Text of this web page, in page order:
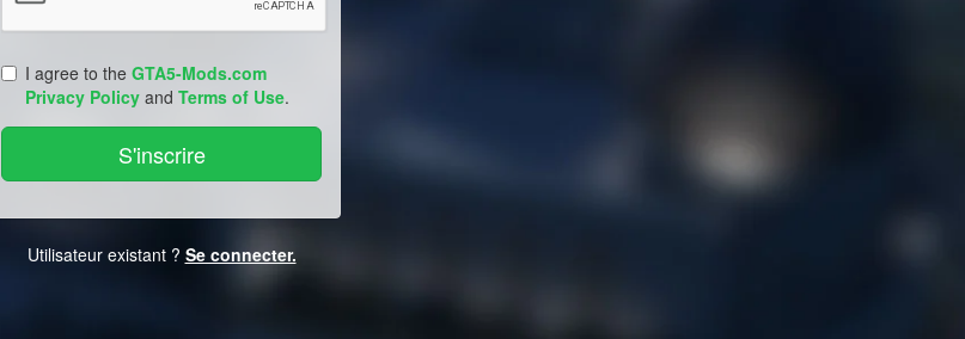
I agree to the GTA5-Mods.com
Privacy Policy and Terms of Use.
Utilisateur existant ? Se connecter.